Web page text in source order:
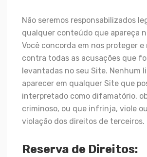
Não seremos responsabilizados
qualquer conteúdo que apareça
Você concorda em nos proteger
contra todas as acusações que
levantadas no seu Site. Nenhum
aparecer em qualquer Site que
interpretado como difamatório,
criminoso, ou que infrinja, viole
violação dos direitos de terceiros.
Reserva de Direitos: